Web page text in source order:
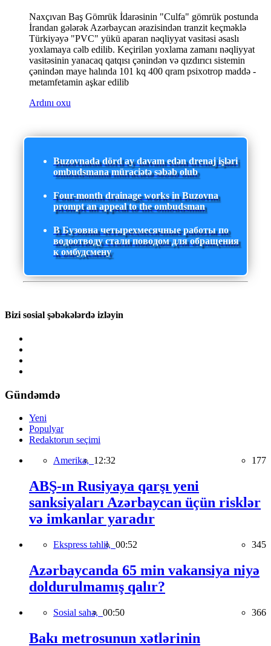
Naxçıvan Baş Gömrük İdarəsinin "Culfa" gömrük postunda
İrandan gələrək Azərbaycan ərazisindən tranzit keçməklə
Türkiyəyə "PVC" yükü aparan nəqliyyat vasitəsi əsaslı
yoxlamaya cəlb edilib. Keçirilən yoxlama zamanı nəqliyyat
vasitəsinin yanacaq qatqısı çənindən və qızdırıcı sistemin
çənindən maye halında 101 kq 400 qram psixotrop maddə -
metamfetamin aşkar edilib
Ardını oxu
Buzovnada dörd ay davam edən drenaj işləri
ombudsmana müraciətə səbəb olub
Four-month drainage works in Buzovna
prompt an appeal to the ombudsman
В Бузовна четырехмесячные работы по
водоотводу стали поводом для обращения
к омбудсмену
Bizi sosial şəbəkələrdə izləyin
Gündəmdə
Yeni
Populyar
Redaktorun seçimi
Amerika, 12:32 177
ABŞ-ın Rusiyaya qarşı yeni
sanksiyaları Azərbaycan üçün risklər
və imkanlar yaradır
Ekspress təhlil, 00:52 345
Azərbaycanda 65 min vakansiya niyə
doldurulmamış qalır?
Sosial sahə, 00:50 366
Bakı metrosunun xətlərinin